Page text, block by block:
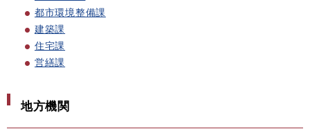
都市環境整備課
建築課
住宅課
営繕課
地方機関